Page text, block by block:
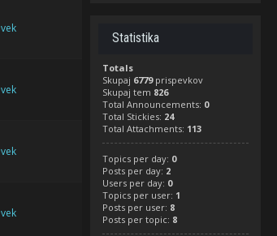
Statistika
Totals
Skupaj 6779prispevkov
Skupaj tem 826
Total Announcements: 0
Total Stickies: 24
Total Attachments: 113
Topics per day: 0
Posts per day: 2
Users per day: 0
Topics per user: 1
Posts per user: 8
Posts per topic: 8